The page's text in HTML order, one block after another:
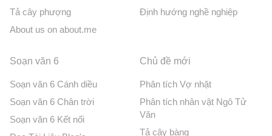
Tả cây phượng
About us on about.me
Định hướng nghề nghiệp
Soạn văn 6
Soạn văn 6 Cánh diều
Soạn văn 6 Chân trời
Soạn văn 6 Kết nối
Chủ đề mới
Phân tích Vợ nhặt
Phân tích nhân vật Ngô Tử
Văn
Tả cây bàng